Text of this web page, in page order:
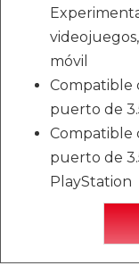
móvil
Compatible
puerto de
Compatible
puerto de
PlayStation